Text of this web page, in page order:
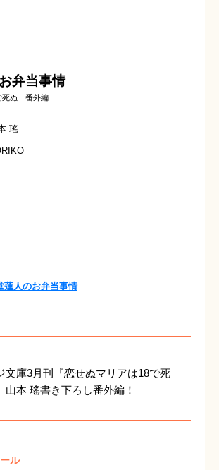
弁当事情
死ぬ 番外編
瑤
人のお弁当事情
文庫3月刊『恋せぬマリアは18で死
山本 瑤書き下ろし番外編！
ル